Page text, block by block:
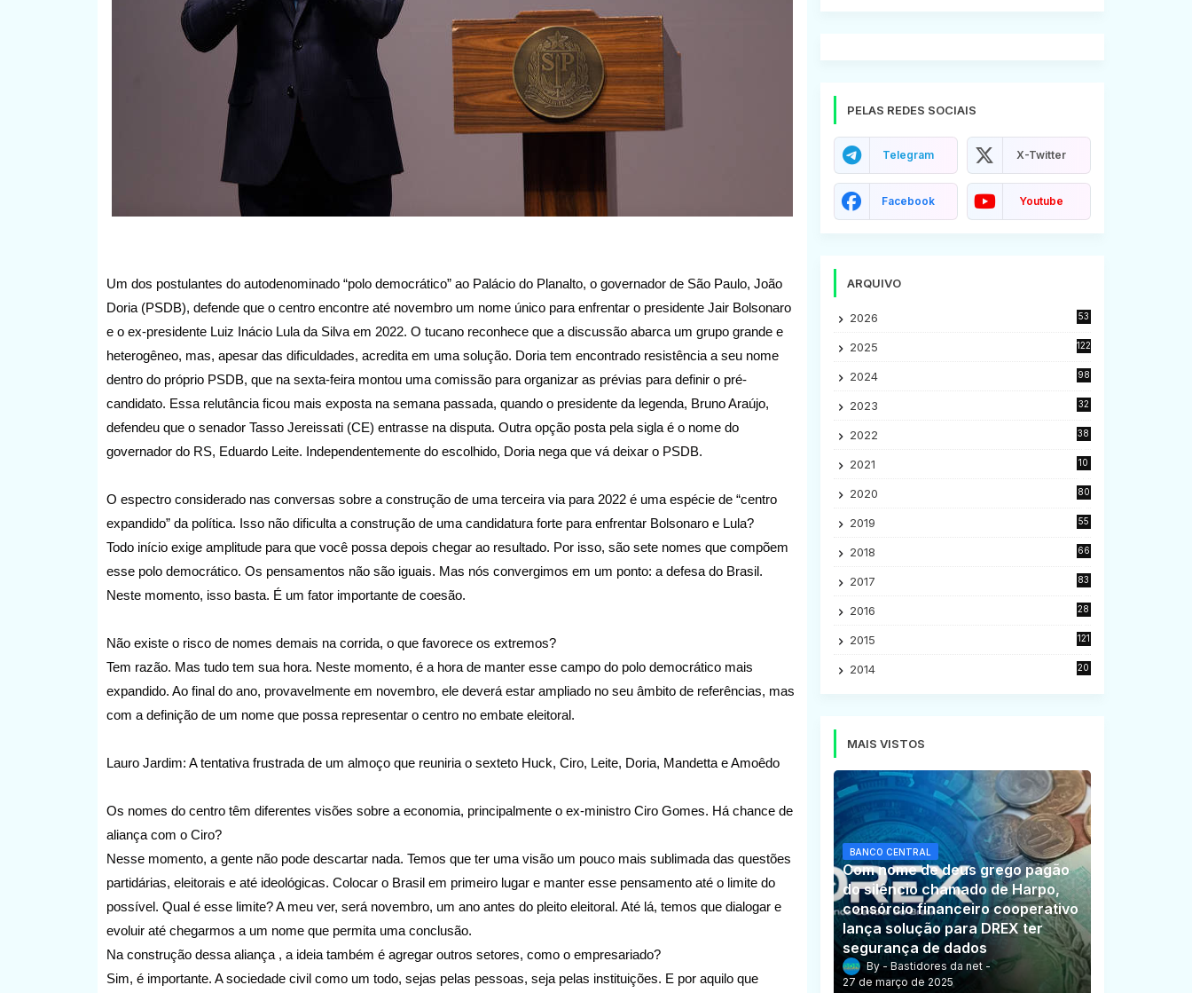
Um dos postulantes do autodenominado “polo democrático” ao Palácio do Planalto, o governador de São Paulo, João
Doria (PSDB), defende que o centro encontre até novembro um nome único para enfrentar o presidente Jair Bolsonaro
e o ex-presidente Luiz Inácio Lula da Silva em 2022. O tucano reconhece que a discussão abarca um grupo grande e
heterogêneo, mas, apesar das dificuldades, acredita em uma solução. Doria tem encontrado resistência a seu nome
dentro do próprio PSDB, que na sexta-feira montou uma comissão para organizar as prévias para definir o pré-
candidato. Essa relutância ficou mais exposta na semana passada, quando o presidente da legenda, Bruno Araújo,
defendeu que o senador Tasso Jereissati (CE) entrasse na disputa. Outra opção posta pela sigla é o nome do
governador do RS, Eduardo Leite. Independentemente do escolhido, Doria nega que vá deixar o PSDB.
O espectro considerado nas conversas sobre a construção de uma terceira via para 2022 é uma espécie de “centro
expandido” da política. Isso não dificulta a construção de uma candidatura forte para enfrentar Bolsonaro e Lula?
Todo início exige amplitude para que você possa depois chegar ao resultado. Por isso, são sete nomes que compõem
esse polo democrático. Os pensamentos não são iguais. Mas nós convergimos em um ponto: a defesa do Brasil.
Neste momento, isso basta. É um fator importante de coesão.
Não existe o risco de nomes demais na corrida, o que favorece os extremos?
Tem razão. Mas tudo tem sua hora. Neste momento, é a hora de manter esse campo do polo democrático mais
expandido. Ao final do ano, provavelmente em novembro, ele deverá estar ampliado no seu âmbito de referências, mas
com a definição de um nome que possa representar o centro no embate eleitoral.
Lauro Jardim: A tentativa frustrada de um almoço que reuniria o sexteto Huck, Ciro, Leite, Doria, Mandetta e Amoêdo
Os nomes do centro têm diferentes visões sobre a economia, principalmente o ex-ministro Ciro Gomes. Há chance de
aliança com o Ciro?
Nesse momento, a gente não pode descartar nada. Temos que ter uma visão um pouco mais sublimada das questões
partidárias, eleitorais e até ideológicas. Colocar o Brasil em primeiro lugar e manter esse pensamento até o limite do
possível. Qual é esse limite? A meu ver, será novembro, um ano antes do pleito eleitoral. Até lá, temos que dialogar e
evoluir até chegarmos a um nome que permita uma conclusão.
Na construção dessa aliança , a ideia também é agregar outros setores, como o empresariado?
Sim, é importante. A sociedade civil como um todo, sejas pelas pessoas, seja pelas instituições. E por aquilo que
PELAS REDES SOCIAIS
Telegram X-Twitter
Facebook Youtube
ARQUIVO
2026 53
2025 122
2024 98
2023
32
2022
38
2021
10
2020
80
2019
55
2018
66
2017
83
2016
28
2015
121
2014
20
MAIS VISTOS
BANCO CENTRAL
Com nome de deus grego pagão
do silêncio chamado de Harpo,
consórcio financeiro cooperativo
lança solução para DREX ter
segurança de dados
Bastidores da net
27 de março de 2025